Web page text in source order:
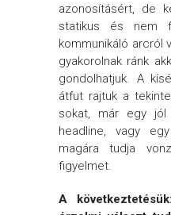
azonosításért, de
statikus és nem
kommunikáló arcról
gyakorolnak ránk
gondolhatjuk. A
átfut rajtuk a
sokat, már egy jól
headline, vagy
magára tudja
figyelmet.
A